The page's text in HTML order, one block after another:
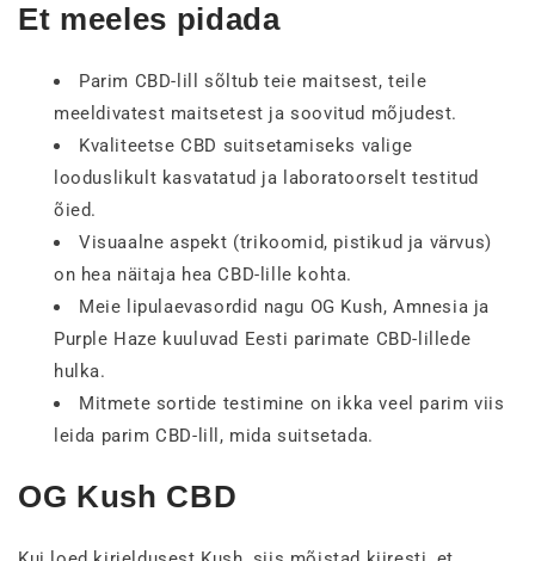
Et meeles pidada
Parim CBD-lill sõltub teie maitsest, teile
meeldivatest maitsetest ja soovitud mõjudest.
Kvaliteetse CBD suitsetamiseks valige
looduslikult kasvatatud ja laboratoorselt testitud
õied.
Visuaalne aspekt (trikoomid, pistikud ja värvus)
on hea näitaja hea CBD-lille kohta.
Meie lipulaevasordid nagu OG Kush, Amnesia ja
Purple Haze kuuluvad Eesti parimate CBD-lillede
hulka.
Mitmete sortide testimine on ikka veel parim viis
leida parim CBD-lill, mida suitsetada.
OG Kush CBD